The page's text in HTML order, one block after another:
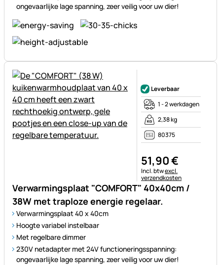
ongevaarlijke lage spanning, zeer veilig voor uw dier!
Verwarmingsplaat "COMFORT" 40x40cm /
38W met traploze energie regelaar.
Verwarmingsplaat 40 x 40cm
Hoogte variabel instelbaar
Met regelbare dimmer
230V netadapter met 24V functioneringsspanning:
ongevaarlijke lage spanning, zeer veilig voor uw dier!
Leverbaar
1 - 2 werkdagen
2,38 kg
80375
51,90€
Belastinginformatie:
Incl. btwexcl.
verzendkosten